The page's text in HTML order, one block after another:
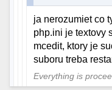
ja nerozumiet co
php.ini je textovy
mcedit, ktory je
suboru treba
Everything is